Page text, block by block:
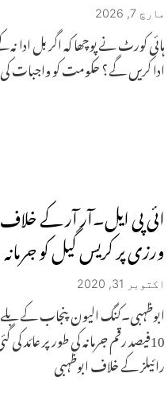
مارچ 7, 2026
ہائی کورٹ نے پوچھا کہ اگر بل ادا نہ
ادا کریں گے؟ حکومت کو واجبات کی
ائی پی ایل۔آر آر کے
ورزی پر کریس گیل کو جرمانہ
اکتوبر 31, 2020
ابوظہبی۔کنگ الیون پنجاب کے
10فیصد رقم جرمانہ کی طور پر
رائیلز کے خلاف ابوظہبی